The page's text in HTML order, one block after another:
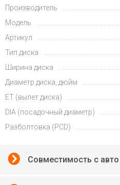
Производитель
Модель
Артикул
Тип диска
Ширина диска
Диаметр диска, дюйм
ET (вылет диска)
DIA (посадочный диаметр)
Разболтовка (PCD)
Совместимость с авто